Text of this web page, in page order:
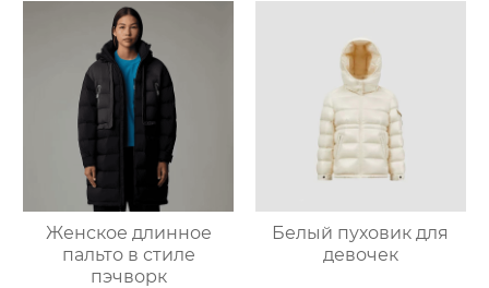
Женское длинное
пальто в стиле
пэчворк
Белый пуховик для
девочек